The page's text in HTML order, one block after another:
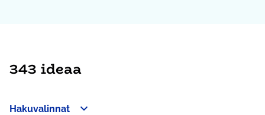
343 ideaa
Hakuvalinnat